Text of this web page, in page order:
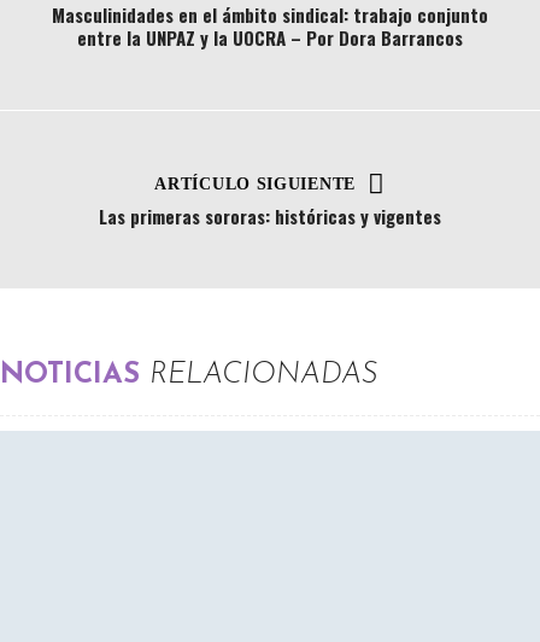
Masculinidades en el ámbito sindical: trabajo conjunto
entre la UNPAZ y la UOCRA – Por Dora Barrancos
ARTÍCULO SIGUIENTE
Las primeras sororas: históricas y vigentes
NOTICIAS RELACIONADAS